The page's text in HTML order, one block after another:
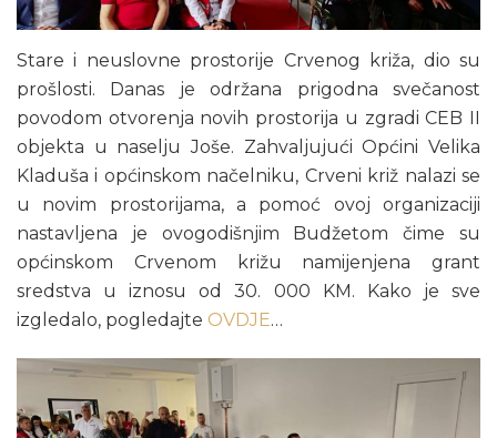
Stare i neuslovne prostorije Crvenog križa, dio su
prošlosti. Danas je održana prigodna svečanost
povodom otvorenja novih prostorija u zgradi CEB II
objekta u naselju Joše. Zahvaljujući Općini Velika
Kladuša i općinskom načelniku, Crveni križ nalazi se
u novim prostorijama, a pomoć ovoj organizaciji
nastavljena je ovogodišnjim Budžetom čime su
općinskom Crvenom križu namijenjena grant
sredstva u iznosu od 30. 000 KM. Kako je sve
izgledalo, pogledajte OVDJE…